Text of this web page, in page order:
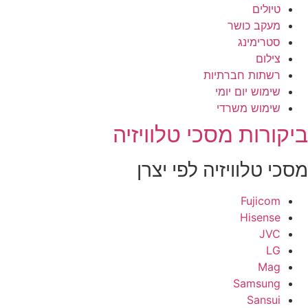
טיולים
מעקב כושר
סטרימינג
צילום
רשתות חברתיות
שימוש יום יומי
שימוש משרדי
מסכי טלוויזיה
טלוויזיה לפי יצרן
Fujicom
Hisense
JVC
LG
Mag
Samsung
Sansui